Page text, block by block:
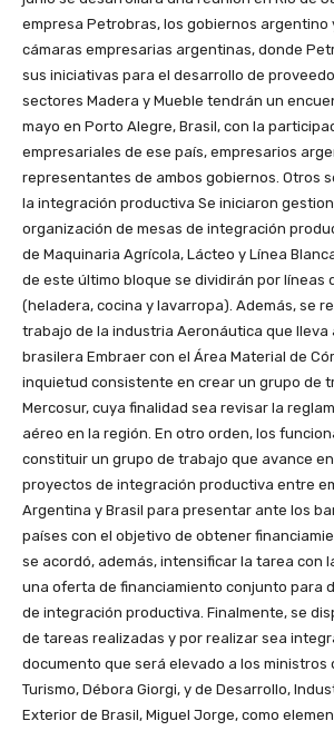
empresa Petrobras, los gobiernos argentino
cámaras empresarias argentinas, donde
sus iniciativas para el desarrollo de
sectores Madera y Mueble tendrán un
mayo en Porto Alegre, Brasil, con la
empresariales de ese país, empresarios
representantes de ambos gobiernos. Otros
la integración productiva Se iniciaron
organización de mesas de integración
de Maquinaria Agrícola, Lácteo y Línea
de este último bloque se dividirán por líneas
(heladera, cocina y lavarropa). Además, se
trabajo de la industria Aeronáutica que lleva
brasilera Embraer con el Área Material de
inquietud consistente en crear un grupo de
Mercosur, cuya finalidad sea revisar la
aéreo en la región. En otro orden, los
constituir un grupo de trabajo que avance
proyectos de integración productiva entre
Argentina y Brasil para presentar ante los
países con el objetivo de obtener
se acordó, además, intensificar la tarea con
una oferta de financiamiento conjunto para
de integración productiva. Finalmente, se
de tareas realizadas y por realizar sea
documento que será elevado a los ministros
Turismo, Débora Giorgi, y de Desarrollo,
Exterior de Brasil, Miguel Jorge, como